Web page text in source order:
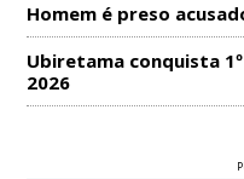
Homem é preso
Ubiretama conquista
2026